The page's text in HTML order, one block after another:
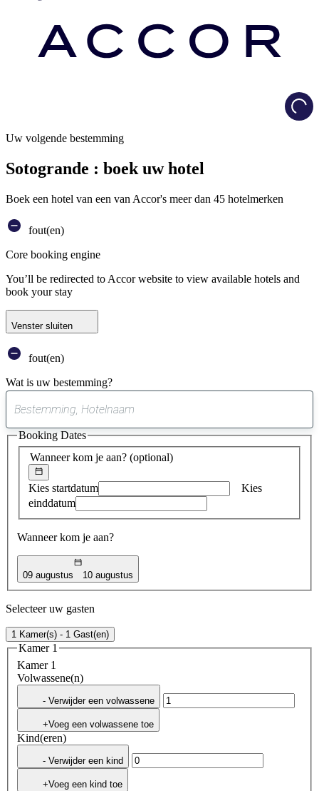
Uw volgende bestemming
Sotogrande : boek uw hotel
Boek een hotel van een van Accor's meer dan 45 hotelmerken
fout(en)
Core booking engine
You’ll be redirected to Accor website to view available hotels and
book your stay
Venster sluiten
fout(en)
Wat is uw bestemming?
suggestie
gevonden
Wanneer kom je aan? (optional)
Kies startdatum
Kies
einddatum
Wanneer kom je aan?
09 augustus 10 augustus
Booking Dates
Selecteer uw gasten
1 Kamer(s) - 1 Gast(en)
Kamer 1
Kamer 1
Volwassene(n)
- Verwijder een volwassene
+Voeg een volwassene toe
Kind(eren)
- Verwijder een kind
+Voeg een kind toe